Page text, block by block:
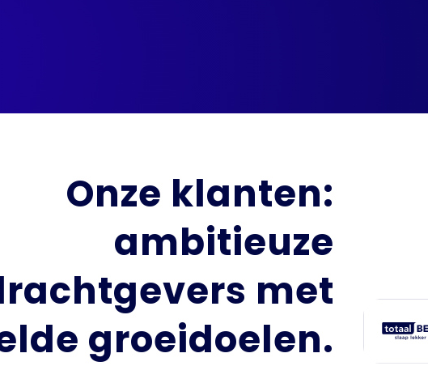
Onze klanten:
ambitieuze
met
groeidoelen.